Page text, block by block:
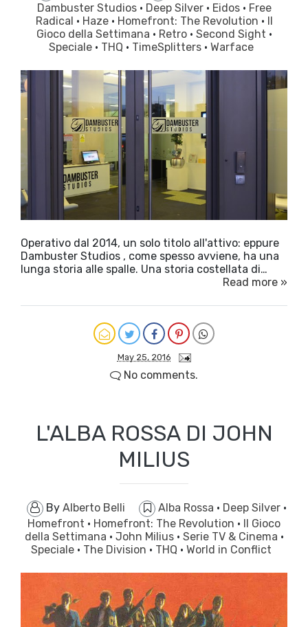
Dambuster Studios · Deep Silver · Eidos · Free
Radical · Haze · Homefront: The Revolution ·
Gioco della Settimana · Retro · Second Sight ·
Speciale · THQ · TimeSplitters · Warface
Operativo dal 2014, un solo titolo all'attivo: eppure
Dambuster Studios , come spesso avviene, ha una
lunga storia alle spalle. Una storia costellata di…
Read more »
May 25, 2016
No comments.
L'ALBA ROSSA DI JOHN
MILIUS
By Alberto Belli Alba Rossa · Deep Silver ·
Homefront · Homefront: The Revolution ·
Il Gioco
della Settimana · John Milius · Serie TV & Cinema ·
Speciale · The Division · THQ · World in Conflict